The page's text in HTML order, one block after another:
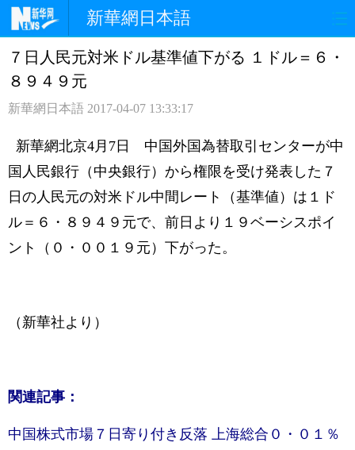
新華網日本語
ホームページ 政治 経済
観光 評論 写真
中日対訳
７日人民元対米ドル基準値下がる １ドル＝６・
８９４９元
新華網日本語 2017-04-07 13:33:17
新華網北京4月7日 中国外国為替取引センターが中
国人民銀行（中央銀行）から権限を受け発表した７
日の人民元の対米ドル中間レート（基準値）は１ド
ル＝６・８９４９元で、前日より１９ベーシスポイ
ント（０・００１９元）下がった。
（新華社より）
関連記事：
中国株式市場７日寄り付き反落 上海総合０・０１％